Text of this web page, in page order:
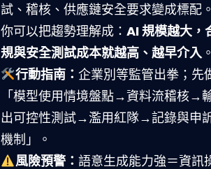
試、稽核、供應鏈安全要求變成標配
你可以把趨勢理解成： AI 規模越大，
規與安全測試成本就越高、越早介入
行動指南： 企業別等監管出拳；先
「模型使用情境盤點→資料流稽核→
出可控性測試→濫用紅隊→記錄與申
機制」。
風險預警： 語意生成能力強＝資訊